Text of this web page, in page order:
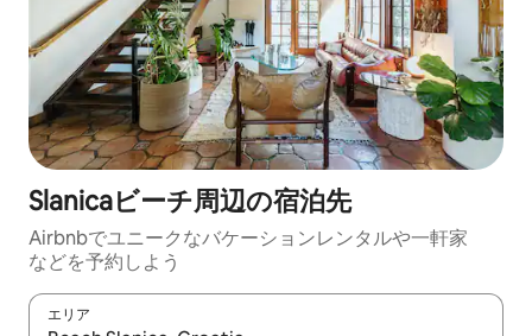
Slanicaビーチ⁠周⁠辺⁠の宿⁠泊⁠先
Airbnbでユニークなバ⁠ケ⁠ー⁠シ⁠ョ⁠ンレ⁠ン⁠タ⁠ルや一⁠軒⁠家
な⁠ど⁠を予⁠約⁠し⁠よ⁠う
エリア